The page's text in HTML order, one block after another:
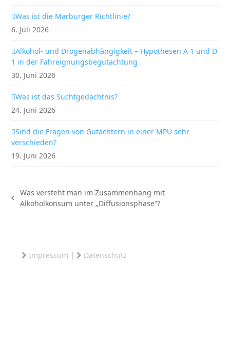
Was ist die Marburger Richtlinie?
6. Juli 2026
Alkohol- und Drogenabhängigkeit – Hypothesen A 1 und D
1 in der Fahreignungsbegutachtung
30. Juni 2026
Was ist das Suchtgedächtnis?
24. Juni 2026
Sind die Fragen von Gutachtern in einer MPU sehr
verschieden?
19. Juni 2026
vorheriger
Was versteht man im Zusammenhang mit
Alkoholkonsum unter „Diffusionsphase“?
Impressum | Datenschutz